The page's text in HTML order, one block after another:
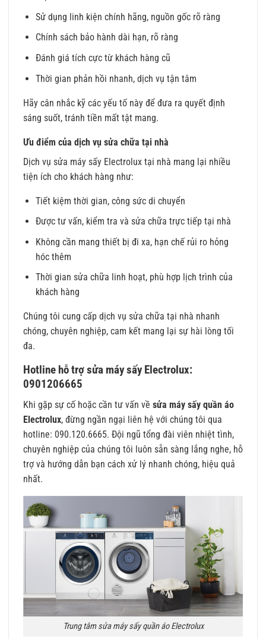
Sử dụng linh kiện chính hãng, nguồn gốc rõ ràng
Chính sách bảo hành dài hạn, rõ ràng
Đánh giá tích cực từ khách hàng cũ
Thời gian phản hồi nhanh, dịch vụ tận tâm
Hãy cân nhắc kỹ các yếu tố này để đưa ra quyết định
sáng suốt, tránh tiền mất tật mang.
Ưu điểm của dịch vụ sửa chữa tại nhà
Dịch vụ sửa máy sấy Electrolux tại nhà mang lại nhiều
tiện ích cho khách hàng như:
Tiết kiệm thời gian, công sức di chuyển
Được tư vấn, kiểm tra và sửa chữa trực tiếp tại nhà
Không cần mang thiết bị đi xa, hạn chế rủi ro hỏng
hóc thêm
Thời gian sửa chữa linh hoạt, phù hợp lịch trình của
khách hàng
Chúng tôi cung cấp dịch vụ sửa chữa tại nhà nhanh
chóng, chuyên nghiệp, cam kết mang lại sự hài lòng tối
đa.
Hotline hỗ trợ sửa máy sấy Electrolux:
0901206665
Khi gặp sự cố hoặc cần tư vấn về sửa máy sấy quần áo
Electrolux, đừng ngần ngại liên hệ với chúng tôi qua
hotline: 090.120.6665. Đội ngũ tổng đài viên nhiệt tình,
chuyên nghiệp của chúng tôi luôn sẵn sàng lắng nghe, hỗ
trợ và hướng dẫn bạn cách xử lý nhanh chóng, hiệu quả
nhất.
Trung tâm sửa máy sấy quần áo Electrolux